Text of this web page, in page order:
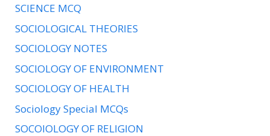
SCIENCE MCQ
SOCIOLOGICAL THEORIES
SOCIOLOGY NOTES
SOCIOLOGY OF ENVIRONMENT
SOCIOLOGY OF HEALTH
Sociology Special MCQs
SOCOIOLOGY OF RELIGION